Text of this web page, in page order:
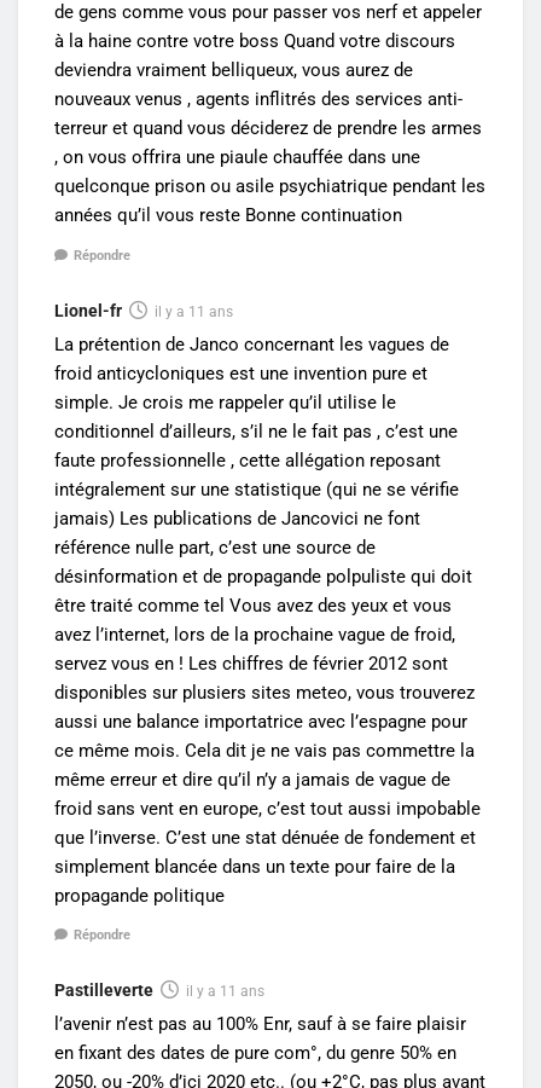
de gens comme vous pour passer vos nerf et appeler
à la haine contre votre boss Quand votre discours
deviendra vraiment belliqueux, vous aurez de
nouveaux venus , agents inflitrés des services anti-
terreur et quand vous déciderez de prendre les armes
, on vous offrira une piaule chauffée dans une
quelconque prison ou asile psychiatrique pendant les
années qu’il vous reste Bonne continuation
Répondre
Lionel-fr il y a 11 ans
La prétention de Janco concernant les vagues de
froid anticycloniques est une invention pure et
simple. Je crois me rappeler qu’il utilise le
conditionnel d’ailleurs, s’il ne le fait pas , c’est une
faute professionnelle , cette allégation reposant
intégralement sur une statistique (qui ne se vérifie
jamais) Les publications de Jancovici ne font
référence nulle part, c’est une source de
désinformation et de propagande polpuliste qui doit
être traité comme tel Vous avez des yeux et vous
avez l’internet, lors de la prochaine vague de froid,
servez vous en ! Les chiffres de février 2012 sont
disponibles sur plusiers sites meteo, vous trouverez
aussi une balance importatrice avec l’espagne pour
ce même mois. Cela dit je ne vais pas commettre la
même erreur et dire qu’il n’y a jamais de vague de
froid sans vent en europe, c’est tout aussi impobable
que l’inverse. C’est une stat dénuée de fondement et
simplement blancée dans un texte pour faire de la
propagande politique
Répondre
Pastilleverte il y a 11 ans
l’avenir n’est pas au 100% Enr, sauf à se faire plaisir
en fixant des dates de pure com°, du genre 50% en
2050, ou -20% d’ici 2020 etc.. (ou +2°C, pas plus avant